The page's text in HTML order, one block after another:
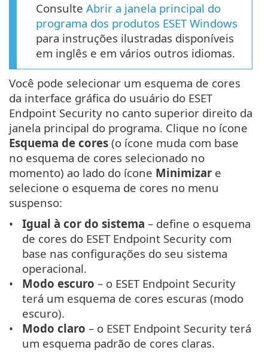
Consulte Abrir a janela principal do
programa dos produtos ESET Windows
para instruções ilustradas disponíveis
em inglês e em vários outros idiomas.
Você pode selecionar um esquema de cores
da interface gráfica do usuário do ESET
Endpoint Security no canto superior direito da
janela principal do programa. Clique no ícone
Esquema de cores (o ícone muda com base
no esquema de cores selecionado no
momento) ao lado do ícone Minimizar e
selecione o esquema de cores no menu
suspenso:
Igual à cor do sistema – define o esquema
de cores do ESET Endpoint Security com
base nas configurações do seu sistema
operacional.
Modo escuro – o ESET Endpoint Security
terá um esquema de cores escuras (modo
escuro).
Modo claro – o ESET Endpoint Security terá
um esquema padrão de cores claras.